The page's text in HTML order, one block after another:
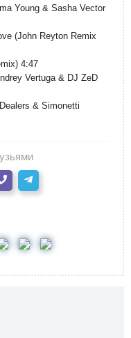
Young & Sasha Vector
(John Reyton Remix
4:47
Vertuga & DJ ZeD
& Simonetti